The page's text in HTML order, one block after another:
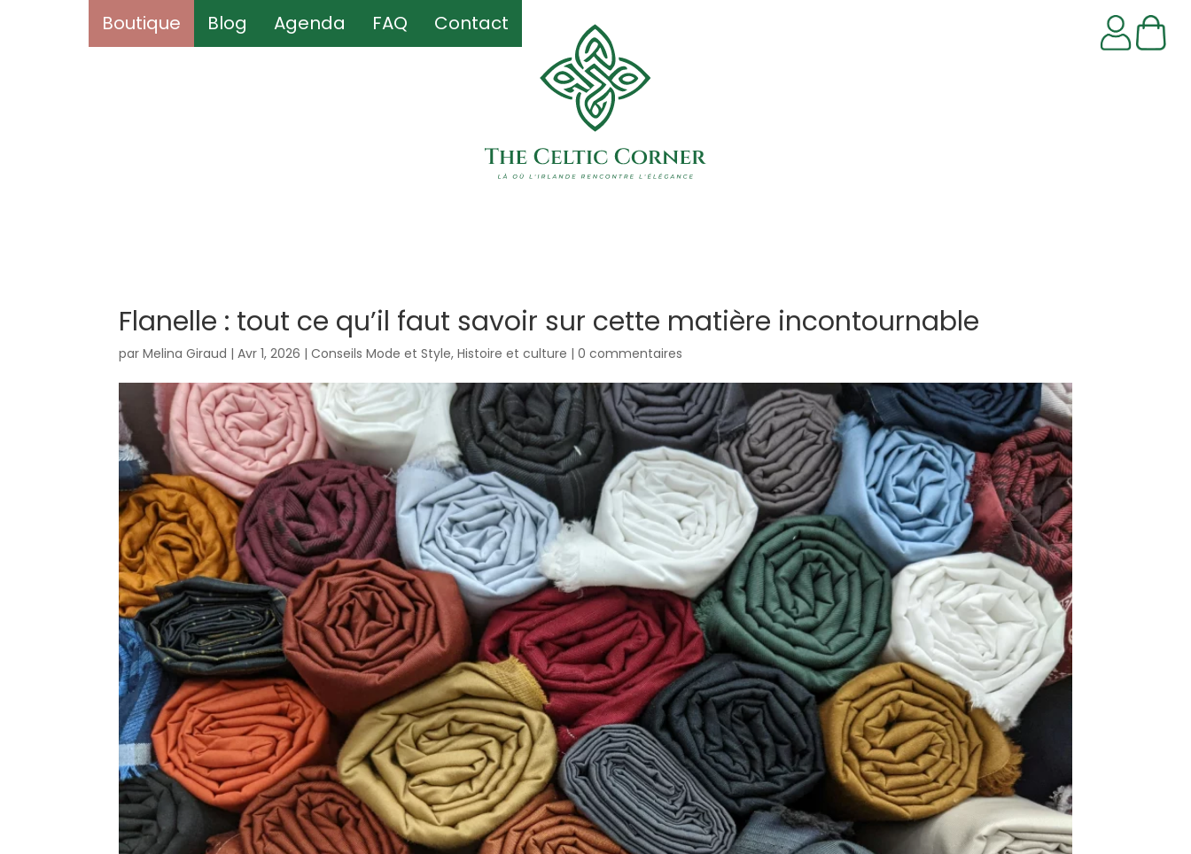
Boutique Blog Agenda FAQ Contact
Boutique Blog Agenda FAQ Contact
Flanelle : tout ce qu’il faut savoir sur cette matière incontournable
parMelina Giraud |Avr 1, 2026 |Conseils Mode et Style,Histoire et culture |0 commentaires